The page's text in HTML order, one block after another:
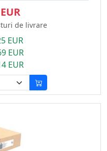
de livrare
EUR
EUR
EUR